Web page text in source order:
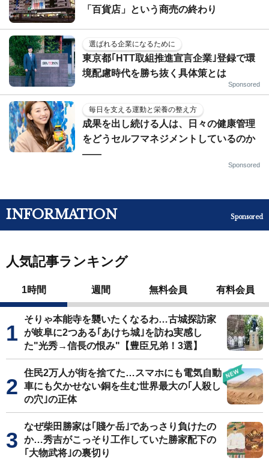
「百貨店」という商売の終わり
選ばれる企業になるために
東京都｢HTT取組推進宣言企業｣登録で環
境配慮時代を勝ち抜く具体策とは
Sponsored
毎日を支える運動と栄養の整え方
成果を出し続ける人は、日々の健康管理
をどうセルフマネジメントしているのか
——
Sponsored
INFORMATION Sponsored
人気記事ランキング
1時間 週間 無料会員 有料会員
そりゃ本能寺を襲いたくなるわ…古城探訪家
が岐阜に2つある｢あけち城｣を訪ね実感し
た"光秀→信長の恨み"【豊臣兄弟！3選】
住民2万人が街を捨てた…スマホにも電気自動
車にも欠かせない銅を生む世界最大の｢人殺し
の穴｣の正体
なぜ柴田勝家は｢賤ケ岳｣であっさり負けたの
か…秀吉がこっそり工作していた勝家配下の
｢大物武将｣の裏切り